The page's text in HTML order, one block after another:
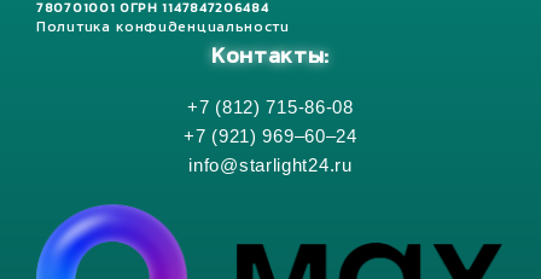
780701001 ОГРН 1147847206484
Политика конфиденциальности
Контакты:
+7 (812) 715-86-08
+7 (921) 969–60–24
info@starlight24.ru